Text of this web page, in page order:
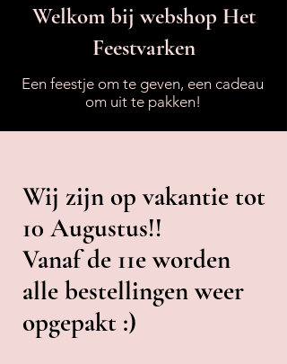
Welkom bij webshop Het
Feestvarken
Een feestje om te geven, een cadeau
om uit te pakken!
Wij zijn op vakantie tot
10 Augustus!!
Vanaf de 11e worden
alle bestellingen weer
opgepakt :)